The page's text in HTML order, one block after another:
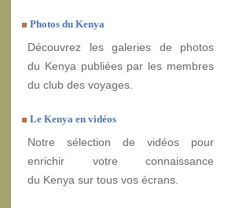
Photos du Kenya
Découvrez les galeries de photos
du Kenya publiées par les membres
du club des voyages.
Le Kenya en vidéos
Notre sélection de vidéos pour
enrichir votre connaissance
du Kenya sur tous vos écrans.